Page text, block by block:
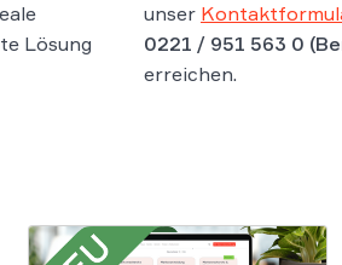
Lösung
unser
0221 / 951 563 0
erreichen.